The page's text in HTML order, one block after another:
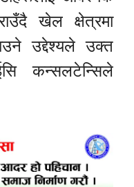
खेल क्षेत्रमा
उद्देश्यले उक्त
कन्सलटेन्सिले